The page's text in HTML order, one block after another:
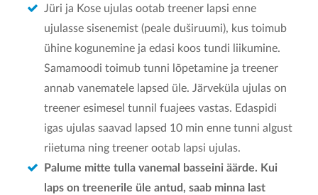
Jüri ja Kose ujulas ootab treener lapsi enne
ujulasse sisenemist (peale duširuumi), kus toimub
ühine kogunemine ja edasi koos tundi liikumine.
Samamoodi toimub tunni lõpetamine ja treener
annab vanematele lapsed üle. Järveküla ujulas on
treener esimesel tunnil fuajees vastas. Edaspidi
igas ujulas saavad lapsed 10 min enne tunni algust
riietuma ning treener ootab lapsi ujulas.
Palume mitte tulla vanemal basseini äärde. Kui
laps on treenerile üle antud, saab minna last